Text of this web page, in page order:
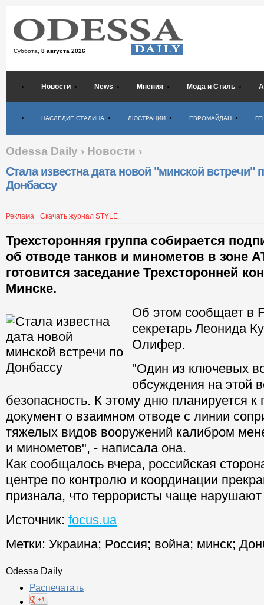
Суббота, 8 августа 2026
Новости News Мнения Мода и Стиль
НАСЛЕДИЕ СТАЛИНА ЛЮСТРАЦИИ ЕВРОМАЙДАН
Odessa Daily › Новости ›
Стала известна дата новой "минской встречи"
Донбассу
Реклама Скачать журнал STYLE
Трехсторонняя группа собирается
об отводе танков и минометов в зоне
готовится заседание Трехсторонней
Минске.
Об этом сообщает в
секретарь Леонида
Олифер.
"Один из ключевых
обсуждения на этой
безопасность. К этому дню планируется
документ о взаимном отводе с линии
тяжелых видов вооружений калибром
и минометов", - написала она.
Как сообщалось вчера, российская
центре по контролю и координации
признала, что террористы чаще
Источник: focus.ua
Метки: Украина; Россия; война; минск;
Odessa Daily
Распечатать